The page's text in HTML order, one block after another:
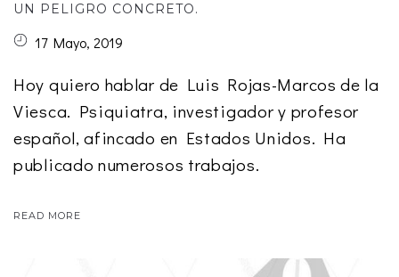
UN PELIGRO CONCRETO.
17 Mayo, 2019
Hoy quiero hablar de Luis Rojas-Marcos de la
Viesca. Psiquiatra, investigador y profesor
español, afincado en Estados Unidos. Ha
publicado numerosos trabajos.
READ MORE